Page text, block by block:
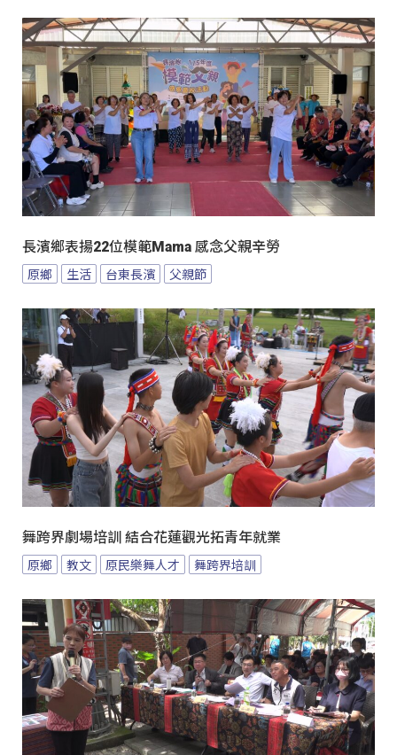
長濱鄉表揚22位模範Mama 感念父親辛勞
原鄉 生活 台東長濱 父親節
舞跨界劇場培訓 結合花蓮觀光拓青年就業
原鄉 教文 原民樂舞人才 舞跨界培訓